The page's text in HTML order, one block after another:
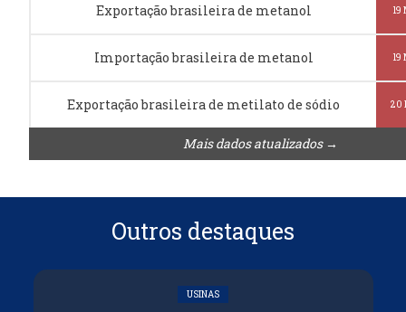
Exportação brasileira de metanol 19
Importação brasileira de metanol 19
Exportação brasileira de metilato de sódio 20
Mais dados atualizados →
Outros destaques
USINAS